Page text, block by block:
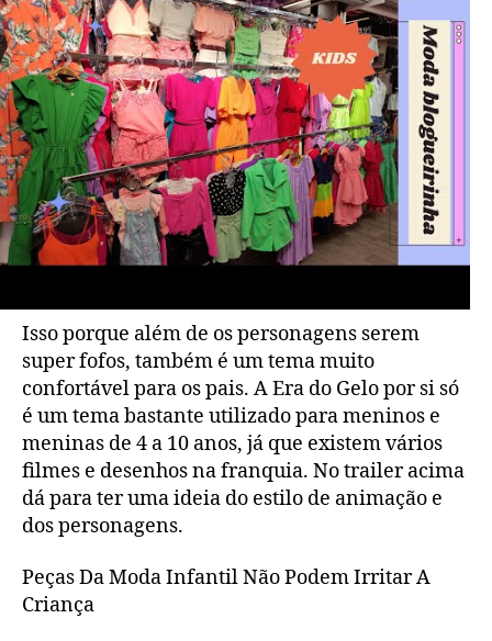
Isso porque além de os personagens serem
super fofos, também é um tema muito
confortável para os pais. A Era do Gelo por si só
é um tema bastante utilizado para meninos e
meninas de 4 a 10 anos, já que existem vários
filmes e desenhos na franquia. No trailer acima
dá para ter uma ideia do estilo de animação e
dos personagens.
Peças Da Moda Infantil Não Podem Irritar A
Criança